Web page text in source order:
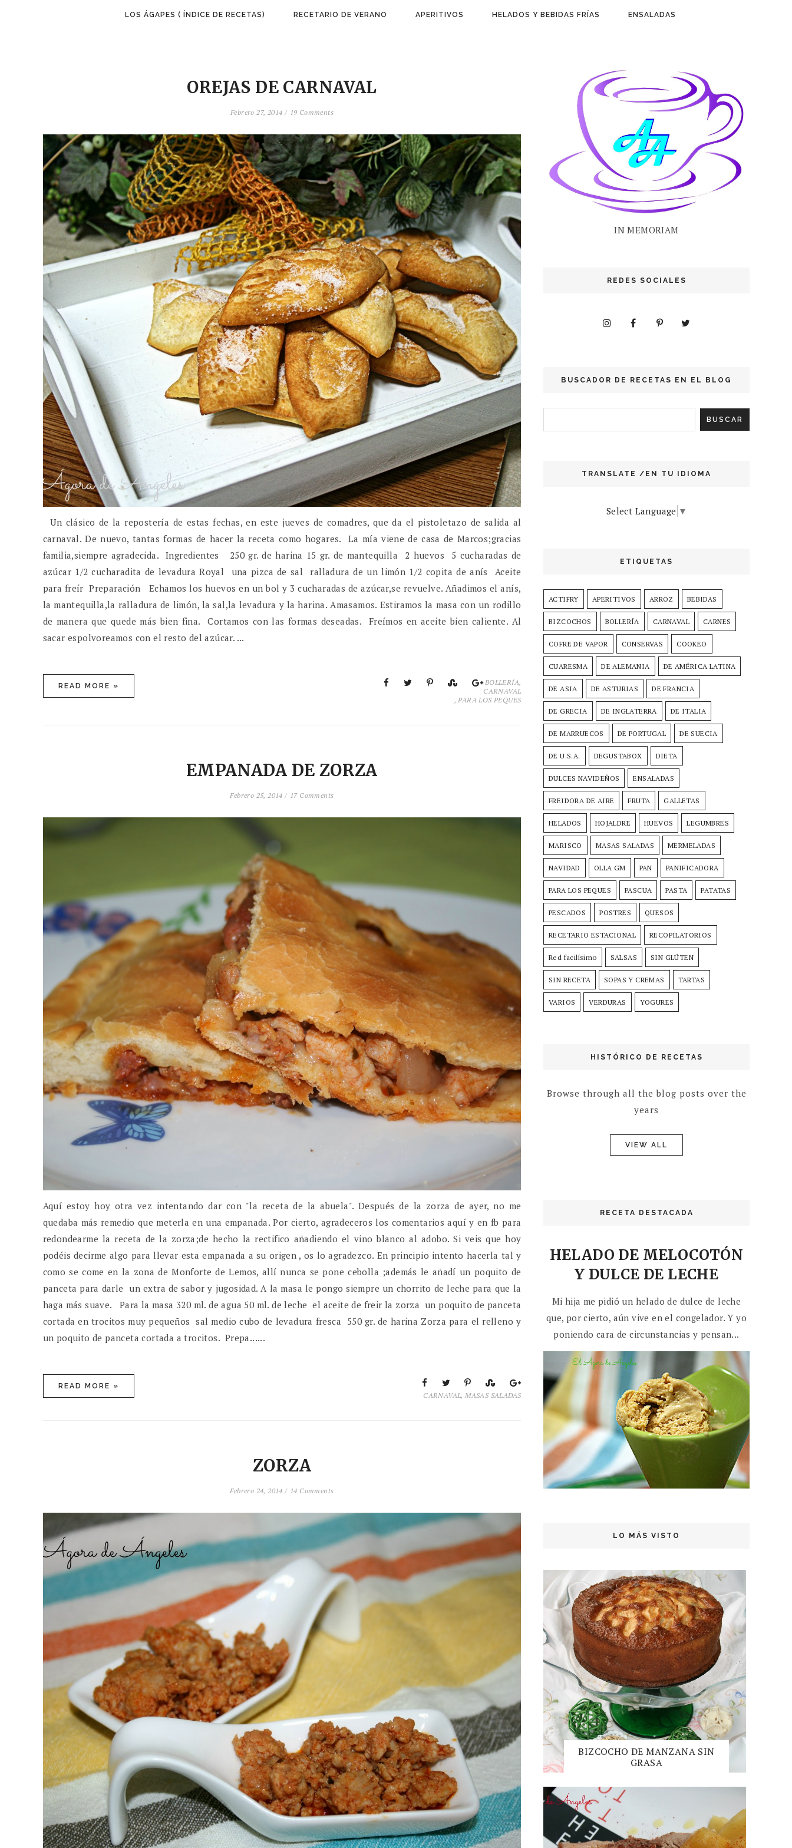
LOS ÁGAPES ( ÍNDICE DE RECETAS) RECETARIO DE VERANO APERITIVOS HELADOS Y BEBIDAS FRÍAS ENSALADAS
OREJAS DE CARNAVAL
Febrero 27, 2014 / 19 Comments
Un clásico de la repostería de estas fechas, en este jueves de comadres, que da el pistoletazo de salida al
carnaval. De nuevo, tantas formas de hacer la receta como hogares. La mía viene de casa de Marcos;gracias
familia,siempre agradecida. Ingredientes 250 gr. de harina 15 gr. de mantequilla 2 huevos 5 cucharadas de
azúcar 1/2 cucharadita de levadura Royal una pizca de sal ralladura de un limón 1/2 copita de anís Aceite
para freír Preparación Echamos los huevos en un bol y 3 cucharadas de azúcar,se revuelve. Añadimos el anís,
la mantequilla,la ralladura de limón, la sal,la levadura y la harina. Amasamos. Estiramos la masa con un rodillo
de manera que quede más bien fina. Cortamos con las formas deseadas. Freímos en aceite bien caliente. Al
sacar espolvoreamos con el resto del azúcar. ...
READ MORE » BOLLERÍA,
CARNAVAL
,PARA LOS PEQUES
EMPANADA DE ZORZA
Febrero 25, 2014 / 17 Comments
Aquí estoy hoy otra vez intentando dar con "la receta de la abuela". Después de la zorza de ayer, no me
quedaba más remedio que meterla en una empanada. Por cierto, agradeceros los comentarios aquí y en fb para
redondearme la receta de la zorza;de hecho la rectifico añadiendo el vino blanco al adobo. Si veis que hoy
podéis decirme algo para llevar esta empanada a su origen , os lo agradezco. En principio intento hacerla tal y
como se come en la zona de Monforte de Lemos, allí nunca se pone cebolla ;además le añadí un poquito de
panceta para darle un extra de sabor y jugosidad. A la masa le pongo siempre un chorrito de leche para que la
haga más suave. Para la masa 320 ml. de agua 50 ml. de leche el aceite de freir la zorza un poquito de panceta
cortada en trocitos muy pequeños sal medio cubo de levadura fresca 550 gr. de harina Zorza para el relleno y
un poquito de panceta cortada a trocitos. Prepa......
READ MORE »
CARNAVAL, MASAS SALADAS
ZORZA
Febrero 24, 2014 / 14 Comments
IN MEMORIAM
REDES SOCIALES
BUSCADOR DE RECETAS EN EL BLOG
TRANSLATE /EN TU IDIOMA
Select Language ▼
ETIQUETAS
ACTIFRY APERITIVOS ARROZ BEBIDAS
BIZCOCHOS BOLLERÍA CARNAVAL CARNES
COFRE DE VAPOR CONSERVAS COOKEO
CUARESMA DE ALEMANIA DE AMÉRICA LATINA
DE ASIA DE ASTURIAS DE FRANCIA
DE GRECIA DE INGLATERRA DE ITALIA
DE MARRUECOS DE PORTUGAL DE SUECIA
DE U.S.A. DEGUSTABOX DIETA
DULCES NAVIDEÑOS ENSALADAS
FREIDORA DE AIRE FRUTA GALLETAS
HELADOS HOJALDRE HUEVOS LEGUMBRES
MARISCO MASAS SALADAS MERMELADAS
NAVIDAD OLLA GM PAN PANIFICADORA
PARA LOS PEQUES PASCUA PASTA PATATAS
PESCADOS POSTRES QUESOS
RECETARIO ESTACIONAL RECOPILATORIOS
Red facilísimo SALSAS SIN GLÚTEN
SIN RECETA SOPAS Y CREMAS TARTAS
VARIOS VERDURAS YOGURES
HISTÓRICO DE RECETAS
Browse through all the blog posts over the
years
VIEW ALL
RECETA DESTACADA
HELADO DE MELOCOTÓN
Y DULCE DE LECHE
Mi hija me pidió un helado de dulce de leche
que, por cierto, aún vive en el congelador. Y yo
poniendo cara de circunstancias y pensan...
LO MÁS VISTO
BIZCOCHO DE MANZANA SIN
GRASA